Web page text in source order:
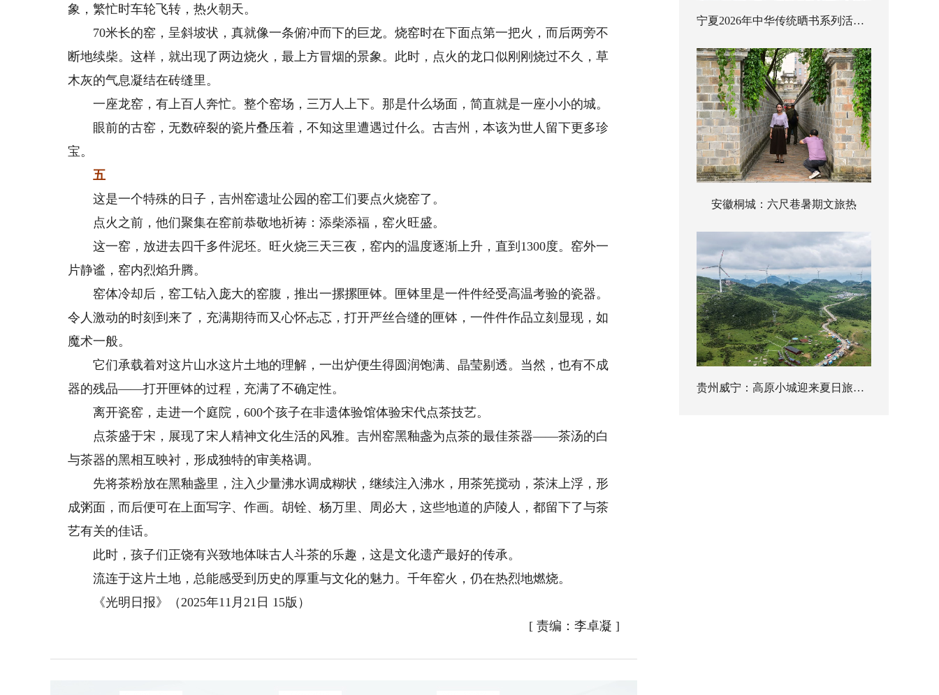
象，繁忙时车轮飞转，热火朝天。
70米长的窑，呈斜坡状，真就像一条俯冲而下的巨龙。烧窑时在下面点第一把火，而后两旁不
断地续柴。这样，就出现了两边烧火，最上方冒烟的景象。此时，点火的龙口似刚刚烧过不久，草
木灰的气息凝结在砖缝里。
一座龙窑，有上百人奔忙。整个窑场，三万人上下。那是什么场面，简直就是一座小小的城。
眼前的古窑，无数碎裂的瓷片叠压着，不知这里遭遇过什么。古吉州，本该为世人留下更多珍
宝。
五
这是一个特殊的日子，吉州窑遗址公园的窑工们要点火烧窑了。
点火之前，他们聚集在窑前恭敬地祈祷：添柴添福，窑火旺盛。
这一窑，放进去四千多件泥坯。旺火烧三天三夜，窑内的温度逐渐上升，直到1300度。窑外一
片静谧，窑内烈焰升腾。
窑体冷却后，窑工钻入庞大的窑腹，推出一摞摞匣钵。匣钵里是一件件经受高温考验的瓷器。
令人激动的时刻到来了，充满期待而又心怀忐忑，打开严丝合缝的匣钵，一件件作品立刻显现，如
魔术一般。
它们承载着对这片山水这片土地的理解，一出炉便生得圆润饱满、晶莹剔透。当然，也有不成
器的残品——打开匣钵的过程，充满了不确定性。
离开瓷窑，走进一个庭院，600个孩子在非遗体验馆体验宋代点茶技艺。
点茶盛于宋，展现了宋人精神文化生活的风雅。吉州窑黑釉盏为点茶的最佳茶器——茶汤的白
与茶器的黑相互映衬，形成独特的审美格调。
先将茶粉放在黑釉盏里，注入少量沸水调成糊状，继续注入沸水，用茶筅搅动，茶沫上浮，形
成粥面，而后便可在上面写字、作画。胡铨、杨万里、周必大，这些地道的庐陵人，都留下了与茶
艺有关的佳话。
此时，孩子们正饶有兴致地体味古人斗茶的乐趣，这是文化遗产最好的传承。
流连于这片土地，总能感受到历史的厚重与文化的魅力。千年窑火，仍在热烈地燃烧。
《光明日报》（2025年11月21日 15版）
[ 责编：李卓凝 ]
宁夏2026年中华传统晒书系列活动启幕
安徽桐城：六尺巷暑期文旅热
贵州威宁：高原小城迎来夏日旅游高峰